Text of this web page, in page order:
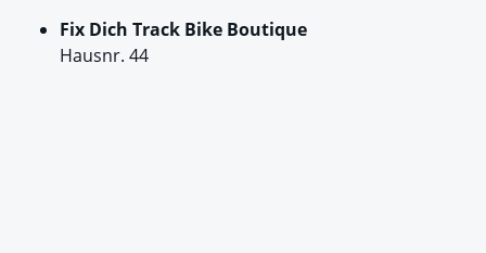
Fix Dich Track Bike Boutique
Hausnr. 44